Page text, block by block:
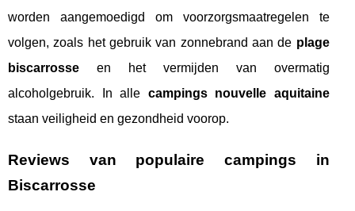
worden aangemoedigd om voorzorgsmaatregelen te
volgen, zoals het gebruik van zonnebrand aan de plage
biscarrosse en het vermijden van overmatig
alcoholgebruik. In alle campings nouvelle aquitaine
staan veiligheid en gezondheid voorop.
Reviews van populaire campings in
Biscarrosse